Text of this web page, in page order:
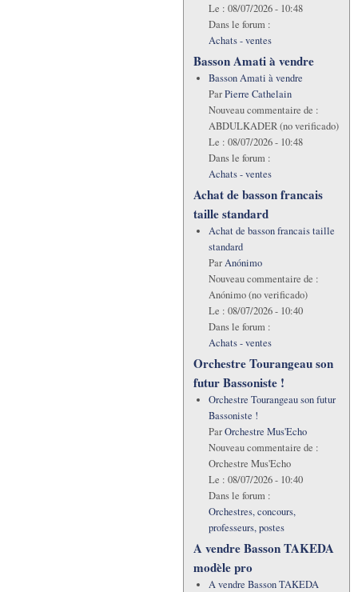
Le : 08/07/2026 - 10:48
Dans le forum :
Achats - ventes
Basson Amati à vendre
Basson Amati à vendre
ParPierre Cathelain
Nouveau commentaire de :
ABDULKADER (no verificado)
Le : 08/07/2026 - 10:48
Dans le forum :
Achats - ventes
Achat de basson francais
taille standard
Achat de basson francais taille
standard
ParAnónimo
Nouveau commentaire de :
Anónimo (no verificado)
Le : 08/07/2026 - 10:40
Dans le forum :
Achats - ventes
Orchestre Tourangeau son
futur Bassoniste !
Orchestre Tourangeau son futur
Bassoniste !
ParOrchestre Mus'Echo
Nouveau commentaire de :
Orchestre Mus'Echo
Le : 08/07/2026 - 10:40
Dans le forum :
Orchestres, concours,
professeurs, postes
A vendre Basson TAKEDA
modèle pro
A vendre Basson TAKEDA